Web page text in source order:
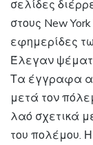
σελίδες
στους New
εφημερίδες
Έλεγαν
Τα έγγραφα
μετά τον
λαό σχετικά
του πολέμου.